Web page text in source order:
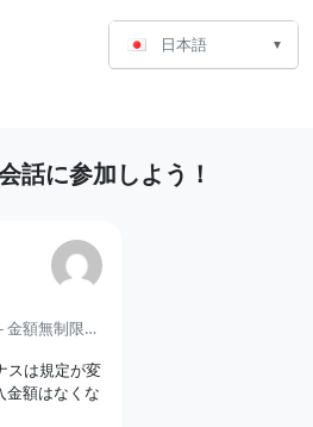
言
語
日本語
話に参加しよう！
IronFX 100%入金ボーナス - 金額無制限のシェアリングボーナス
スは規定が変
金額はなくな